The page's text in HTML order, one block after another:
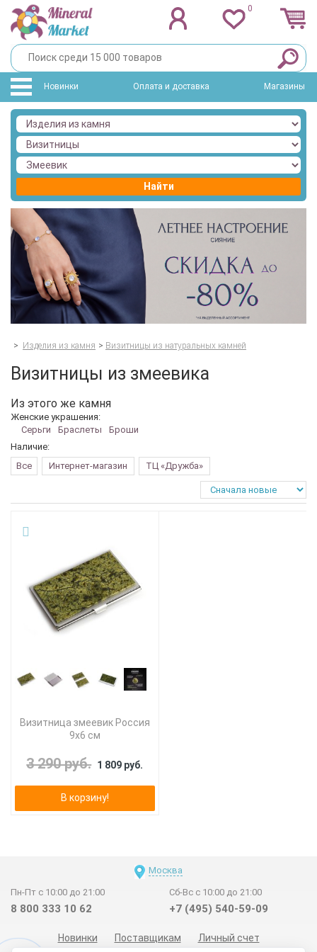
0
Новинки Оплата и доставка Магазины
Найти
> Изделия из камня > Визитницы из натуральных камней
Визитницы из змеевика
Из этого же камня
Женские украшения:
Серьги
Браслеты
Броши
Наличие:
Все
Интернет-магазин ТЦ «Дружба»
Визитница змеевик Россия
9х6 см
3 290 руб. 1 809 руб.
В корзину!
Москва
Пн-Пт с 10:00 до 21:00
8 800 333 10 62
Сб-Вс с 10:00 до 21:00
+7 (495) 540-59-09
Новинки Поставщикам Личный счет